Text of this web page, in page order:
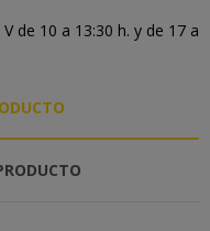
de 10 a 13:30 h. y de 17 a